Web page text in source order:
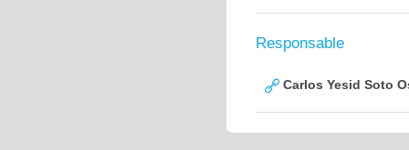
Responsable
Carlos Yesid Soto